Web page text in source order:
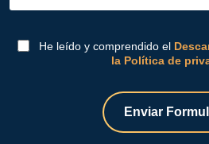
He leído y comprendido el
la Política de
Enviar